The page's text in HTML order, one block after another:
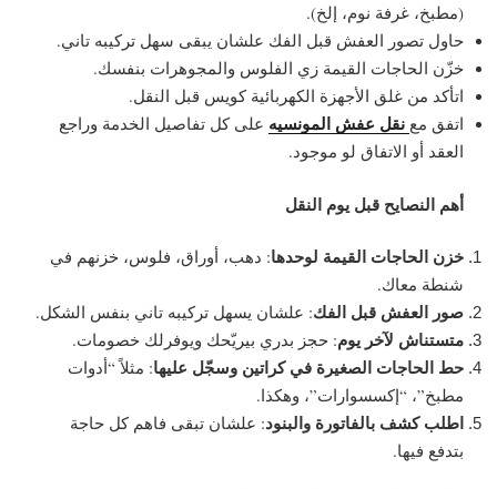
(مطبخ، غرفة نوم، إلخ).
حاول تصور العفش قبل الفك علشان يبقى سهل تركيبه تاني.
خزّن الحاجات القيمة زي الفلوس والمجوهرات بنفسك.
اتأكد من غلق الأجهزة الكهربائية كويس قبل النقل.
اتفق مع نقل عفش المونسيه على كل تفاصيل الخدمة وراجع
العقد أو الاتفاق لو موجود.
أهم النصايح قبل يوم النقل
خزن الحاجات القيمة لوحدها: دهب، أوراق، فلوس، خزنهم في
شنطة معاك.
صور العفش قبل الفك: علشان يسهل تركيبه تاني بنفس الشكل.
متستناش لآخر يوم: حجز بدري بيريّحك ويوفرلك خصومات.
حط الحاجات الصغيرة في كراتين وسجّل عليها: مثلاً “أدوات
مطبخ”، “إكسسوارات”، وهكذا.
اطلب كشف بالفاتورة والبنود: علشان تبقى فاهم كل حاجة
بتدفع فيها.